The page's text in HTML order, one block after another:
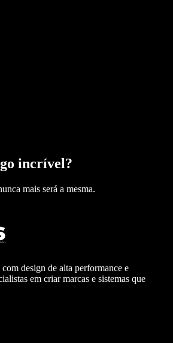
incrível?
mais será a mesma.
design de alta performance e
em criar marcas e sistemas que